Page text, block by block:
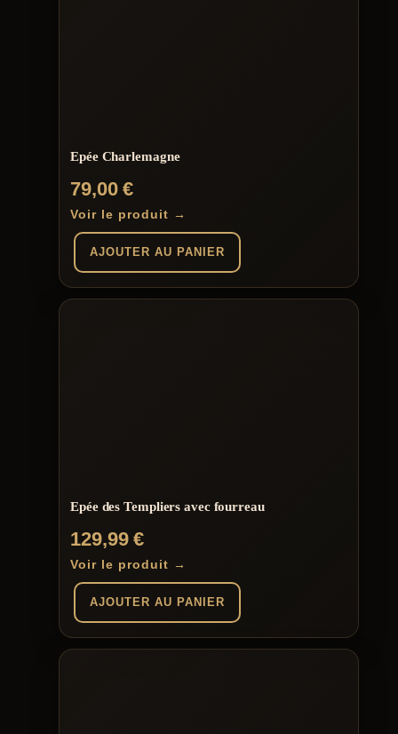
Epée Charlemagne
79,00€
Voir le produit →
AJOUTER AU PANIER
Epée des Templiers avec fourreau
129,99€
Voir le produit →
AJOUTER AU PANIER